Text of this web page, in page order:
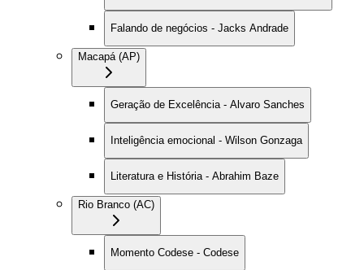
Falando de negócios - Jacks Andrade
Macapá (AP)
Geração de Excelência - Alvaro Sanches
Inteligência emocional - Wilson Gonzaga
Literatura e História - Abrahim Baze
Rio Branco (AC)
Momento Codese - Codese